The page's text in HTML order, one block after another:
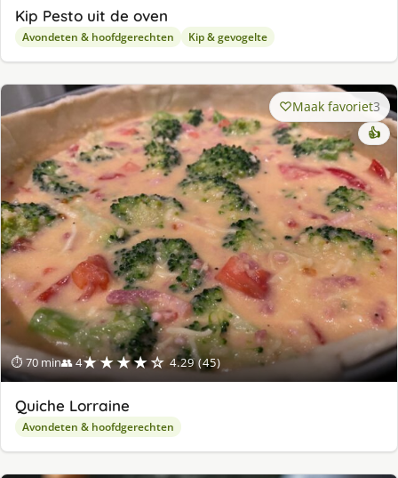
Kip Pesto uit de oven
Avondeten & hoofdgerechten Kip & gevogelte
⏱ 70 min👥 4★★★★☆ 4.29 (45)
Maak favoriet3
👍
Quiche Lorraine
Avondeten & hoofdgerechten